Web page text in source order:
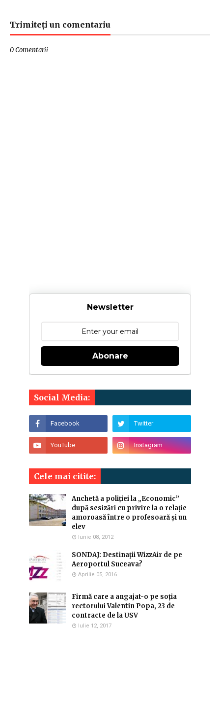
Trimiteți un comentariu
0 Comentarii
Newsletter
Abonare
Social Media:
Cele mai citite:
Anchetă a poliției la „Economic”
după sesizări cu privire la o relație
amoroasă între o profesoară și un
elev
Iunie 08, 2012
SONDAJ: Destinaţii WizzAir de pe
Aeroportul Suceava?
Aprilie 05, 2016
Firmă care a angajat-o pe soția
rectorului Valentin Popa, 23 de
contracte de la USV
Iulie 12, 2017